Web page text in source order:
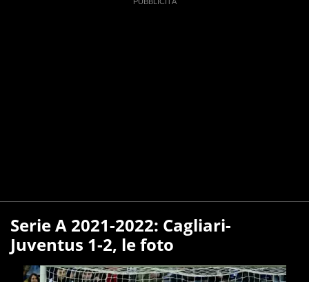
Serie A 2021-2022: Cagliari-
Juventus 1-2, le foto